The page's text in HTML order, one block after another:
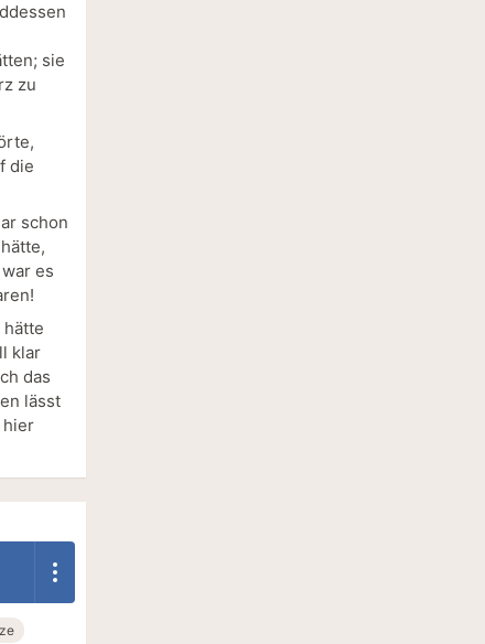
sie
zu
die
schon
es
klar
das
lässt
hier